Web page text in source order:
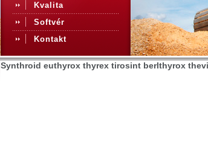
Kvalita
Softvér
Kontakt
Synthroid euthyrox thyrex tirosint berlthyrox